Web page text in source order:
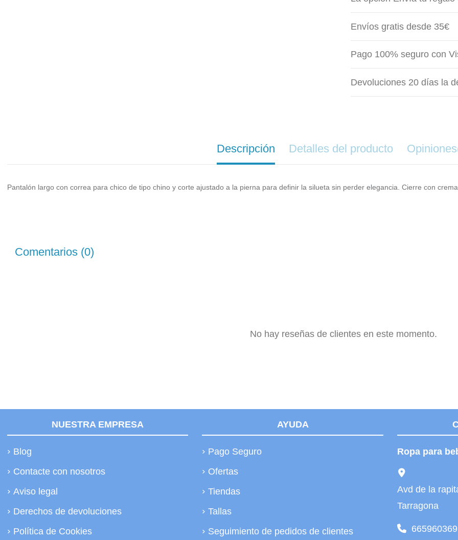
Envíos gratis desde 35€
Pago 100% seguro con
Devoluciones 20 días la
Descripción Detalles del producto Opiniones
Pantalón largo con correa para chico de tipo chino y corte ajustado a la pierna para definir la silueta sin perder elegancia. Cierre con
Comentarios (0)
No hay reseñas de clientes en este momento.
NUESTRA EMPRESA
Blog
Contacte con nosotros
Aviso legal
Derechos de devoluciones
Política de Cookies
AYUDA
Pago Seguro
Ofertas
Tiendas
Tallas
Seguimiento de pedidos de clientes
Ropa para
Avd de la
Tarragona
665960369